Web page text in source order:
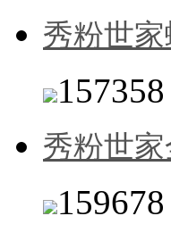
秀粉世
157358
秀粉世
159678